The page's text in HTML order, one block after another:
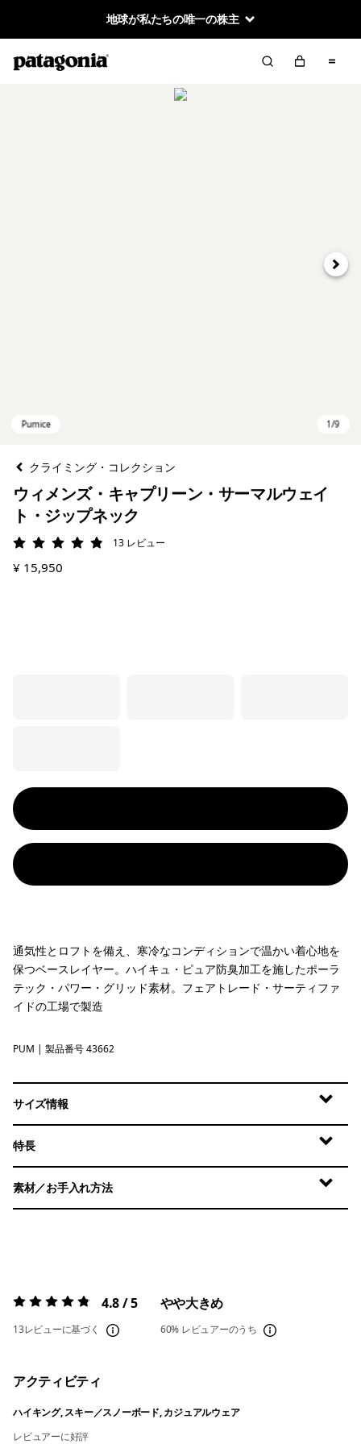
地球が私たちの唯一の株主
次へ
クライミング・コレクション
ウィメンズ・キャプリーン・サーマルウェイ
ト・ジップネック
評価: 4.8 / 5
13 レビュー
¥ 15,950
通気性とロフトを備え、寒冷なコンディションで温かい着心地を
保つベースレイヤー。ハイキュ・ピュア防臭加工を施したポーラ
テック・パワー・グリッド素材。フェアトレード・サーティファ
イドの工場で製造
Pumice
PUM | 製品番号 43662
サイズ情報
特長
素材／お手入れ方法
評価:4.8 / 5 4.8 / 5
13レビューに基づく
やや大きめ
60% レビュアーのうち
アクティビティ
ハイキング, スキー／スノーボード, カジュアルウェア
レビュアーに好評